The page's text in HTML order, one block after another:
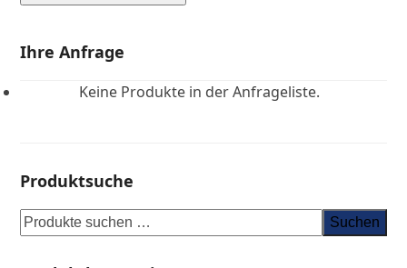
Ihre Anfrage
Keine Produkte in der Anfrageliste.
Produktsuche
Suchen